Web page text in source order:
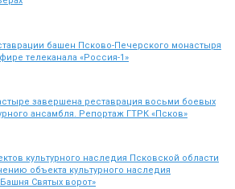
башен Псково-Печерского монастыря
телеканала «Россия-1»
завершена реставрация восьми боевых
ансамбля. Репортаж ГТРК «Псков»
культурного наследия Псковской области
объекта культурного наследия
Святых ворот»